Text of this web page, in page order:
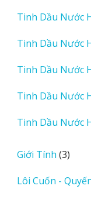
Tinh Dầu Nước
Tinh Dầu Nước
Tinh Dầu Nước
Tinh Dầu Nước
Tinh Dầu Nước
Giới Tính 33
phẩm
Lôi Cuốn -